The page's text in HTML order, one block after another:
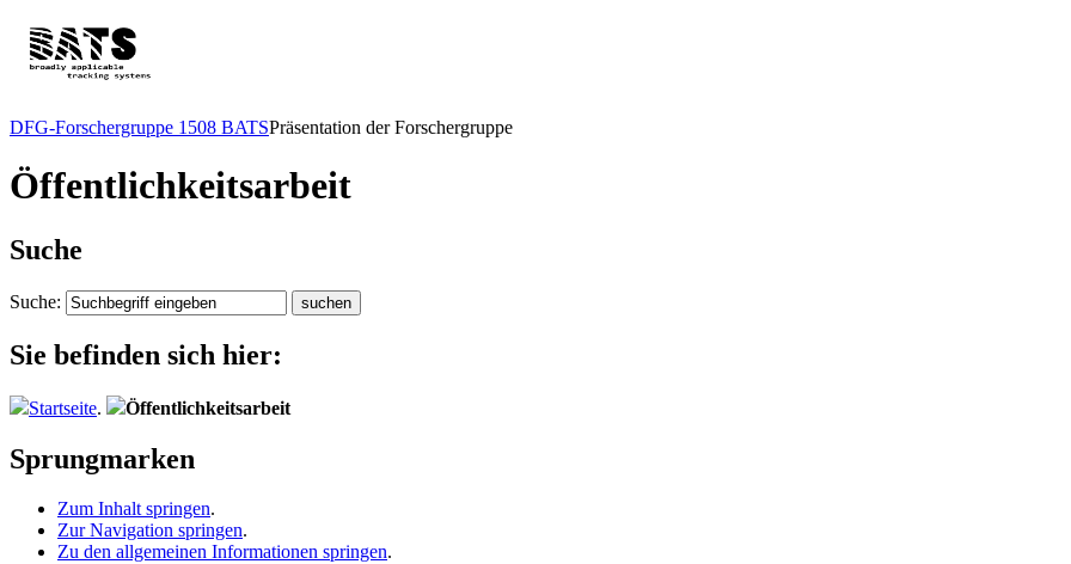
DFG-Forschergruppe 1508 BATSPräsentation der Forschergruppe
Öffentlichkeitsarbeit
Suche
Suche:
Sie befinden sich hier:
Startseite. Öffentlichkeitsarbeit
Sprungmarken
Zum Inhalt springen.
Zur Navigation springen.
Zu den allgemeinen Informationen springen.